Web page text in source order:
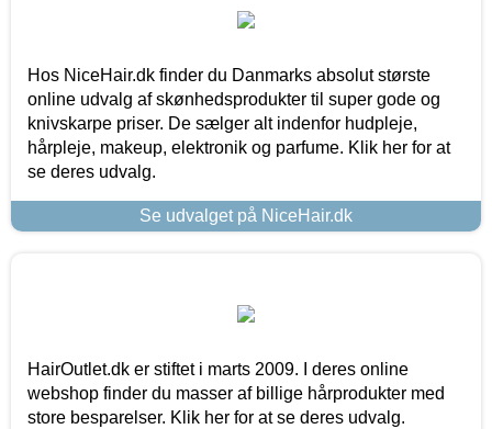
Hos NiceHair.dk finder du Danmarks absolut største
online udvalg af skønhedsprodukter til super gode og
knivskarpe priser. De sælger alt indenfor hudpleje,
hårpleje, makeup, elektronik og parfume. Klik her for at
se deres udvalg.
Se udvalget på NiceHair.dk
HairOutlet.dk er stiftet i marts 2009. I deres online
webshop finder du masser af billige hårprodukter med
store besparelser. Klik her for at se deres udvalg.